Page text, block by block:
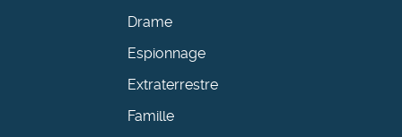
Drame
Espionnage
Extraterrestre
Famille